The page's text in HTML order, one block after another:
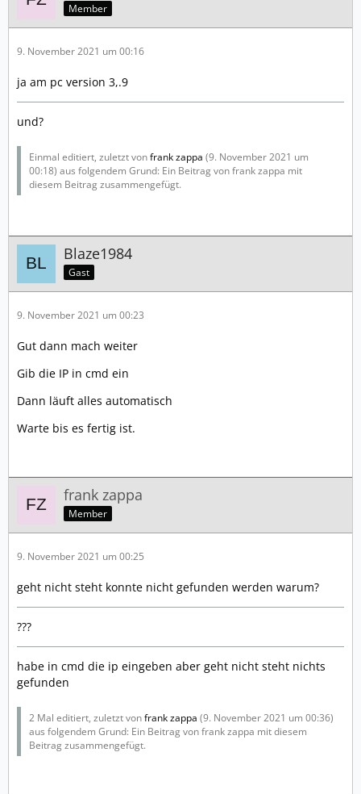
Member
9. November 2021 um 00:16
ja am pc version 3,.9
und?
Einmal editiert, zuletzt vonfrank zappa (9. November 2021 um
00:18) aus folgendem Grund: Ein Beitrag von frank zappa mit
diesem Beitrag zusammengefügt.
Blaze1984
Gast
9. November 2021 um 00:23
Gut dann mach weiter
Gib die IP in cmd ein
Dann läuft alles automatisch
Warte bis es fertig ist.
frank zappa
Member
9. November 2021 um 00:25
geht nicht steht konnte nicht gefunden werden warum?
???
habe in cmd die ip eingeben aber geht nicht steht nichts
gefunden
2 Mal editiert, zuletzt vonfrank zappa (9. November 2021 um 00:36)
aus folgendem Grund: Ein Beitrag von frank zappa mit diesem
Beitrag zusammengefügt.